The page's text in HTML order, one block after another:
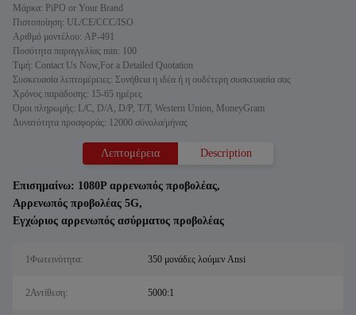
Μάρκα: PiPO or Your Brand
Πιστοποίηση: UL/CE/CCC/ISO
Αριθμό μοντέλου: AP-491
Ποσότητα παραγγελίας min: 100
Τιμή: Contact Us Now,For a Detailed Quotation
Συσκευασία λεπτομέρειες: Συνήθεια η ιδέα ή η ουδέτερη συσκευασία σας
Χρόνος παράδοσης: 15-65 ημέρες
Όροι πληρωμής: L/C, D/A, D/P, T/T, Western Union, MoneyGram
Δυνατότητα προσφοράς: 12000 σύνολα/μήνας
Λεπτομέρεια Description
Επισημαίνω: 1080P αρρενωπός προβολέας,
Αρρενωπός προβολέας 5G,
Εγχώριος αρρενωπός ασύρματος προβολέας
1Φωτεινότητα: 350 μονάδες λούμεν Ansi
2Αντίθεση: 5000:1